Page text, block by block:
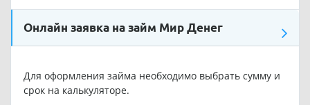
Онлайн заявка на займ Мир Денег
Для оформления займа необходимо выбрать сумму и
срок на калькуляторе.